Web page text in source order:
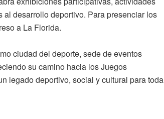
desarrollo deportivo. Para presenciar los
a La Florida.
ciudad del deporte, sede de eventos
su camino hacia los Juegos
legado deportivo, social y cultural para toda